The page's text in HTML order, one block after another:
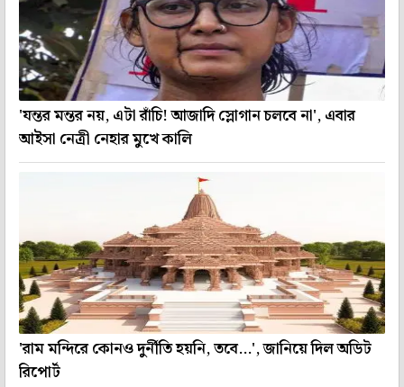
'যন্তর মন্তর নয়, এটা রাঁচি! আজাদি স্লোগান চলবে না', এবার
আইসা নেত্রী নেহার মুখে কালি
'রাম মন্দিরে কোনও দুর্নীতি হয়নি, তবে...', জানিয়ে দিল অডিট
রিপোর্ট